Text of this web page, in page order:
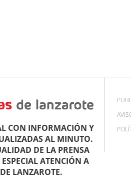
CON INFORMACIÓN Y
AL MINUTO.
DE LA PRENSA
ATENCIÓN A
LANZAROTE.